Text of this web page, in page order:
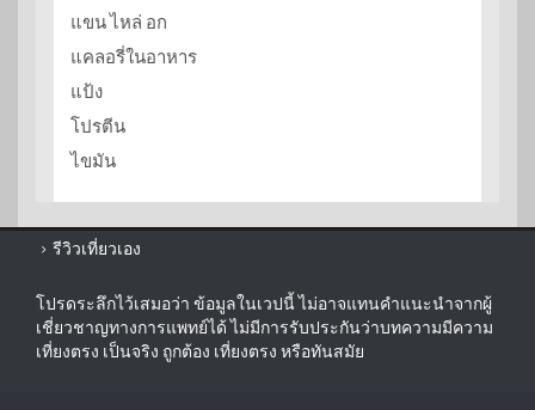
แขน ไหล่ อก
แคลอรี่ในอาหาร
แป้ง
โปรตีน
ไขมัน
รีวิวเที่ยวเอง
โปรดระลึกไว้เสมอว่า ข้อมูลในเวปนี้ ไม่อาจแทนคำแนะนำจากผู้
เชี่ยวชาญทางการแพทย์ได้ ไม่มีการรับประกันว่าบทความมีความ
เที่ยงตรง เป็นจริง ถูกต้อง เที่ยงตรง หรือทันสมัย